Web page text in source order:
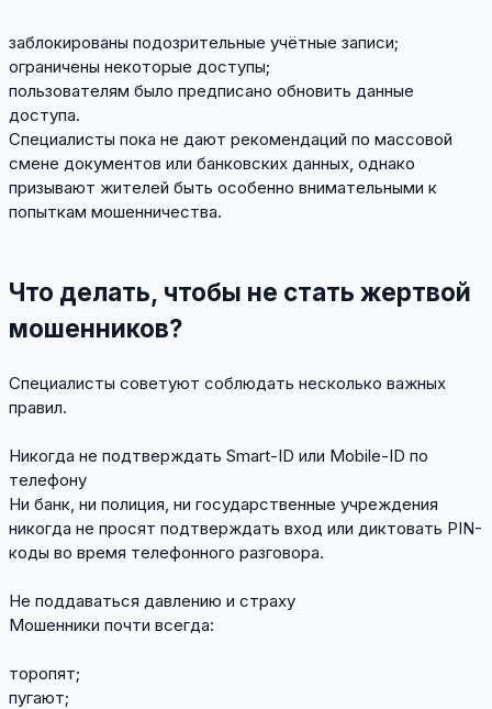
заблокированы подозрительные учётные записи;
ограничены некоторые доступы;
пользователям было предписано обновить данные
доступа.
Специалисты пока не дают рекомендаций по массовой
смене документов или банковских данных, однако
призывают жителей быть особенно внимательными к
попыткам мошенничества.
Что делать, чтобы не стать жертвой
мошенников?
Специалисты советуют соблюдать несколько важных
правил.
Никогда не подтверждать Smart-ID или Mobile-ID по
телефону
Ни банк, ни полиция, ни государственные учреждения
никогда не просят подтверждать вход или диктовать PIN-
коды во время телефонного разговора.
Не поддаваться давлению и страху
Мошенники почти всегда:
торопят;
пугают;